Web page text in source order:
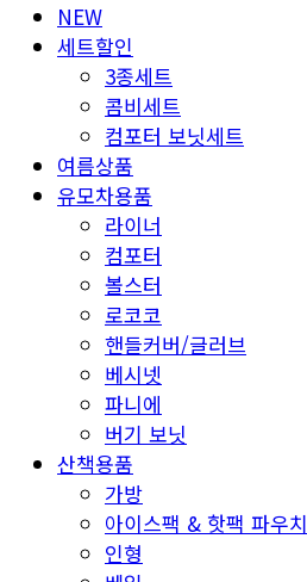
NEW
세트할인
3종세트
콤비세트
컴포터 보닛세트
여름상품
유모차용품
라이너
컴포터
볼스터
로코코
핸들커버/글러브
베시넷
파니에
버기 보닛
산책용품
가방
아이스팩 & 핫팩 파우치
인형